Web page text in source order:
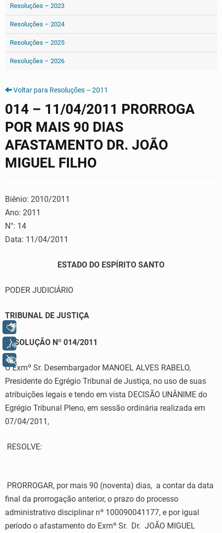
Resoluções – 2023
Resoluções – 2024
Resoluções – 2025
Resoluções – 2026
Voltar para Resoluções – 2011
014 – 11/04/2011 PRORROGA
POR MAIS 90 DIAS
AFASTAMENTO DR. JOÃO
MIGUEL FILHO
Biênio: 2010/2011
Ano: 2011
N°: 14
Data: 11/04/2011
ESTADO DO ESPÍRITO SANTO
PODER JUDICIÁRIO
TRIBUNAL DE JUSTIÇA
RESOLUÇÃO Nº 014/2011
O Exmº Sr. Desembargador MANOEL ALVES RABELO,
Presidente do Egrégio Tribunal de Justiça, no uso de suas
atribuições legais e tendo em vista DECISÃO UNÂNIME do
Egrégio Tribunal Pleno, em sessão ordinária realizada em
07/04/2011,
RESOLVE:
PRORROGAR, por mais 90 (noventa) dias, a contar da data
final da prorrogação anterior, o prazo do processo
administrativo disciplinar nº 100090041177, e por igual
período o afastamento do Exmº Sr. Dr. JOÃO MIGUEL
Voz